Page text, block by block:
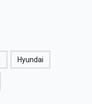
Hyundai